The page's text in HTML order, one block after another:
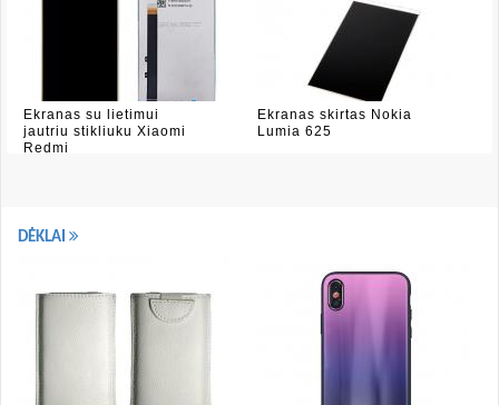
Ekranas su lietimui
jautriu stikliuku Xiaomi
Redmi
Ekranas skirtas Nokia
Lumia 625
DĖKLAI